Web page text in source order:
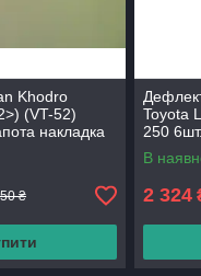
Khodro
(VT-52)
накладка
₴
Toyota
250 6шт.
В
2 324